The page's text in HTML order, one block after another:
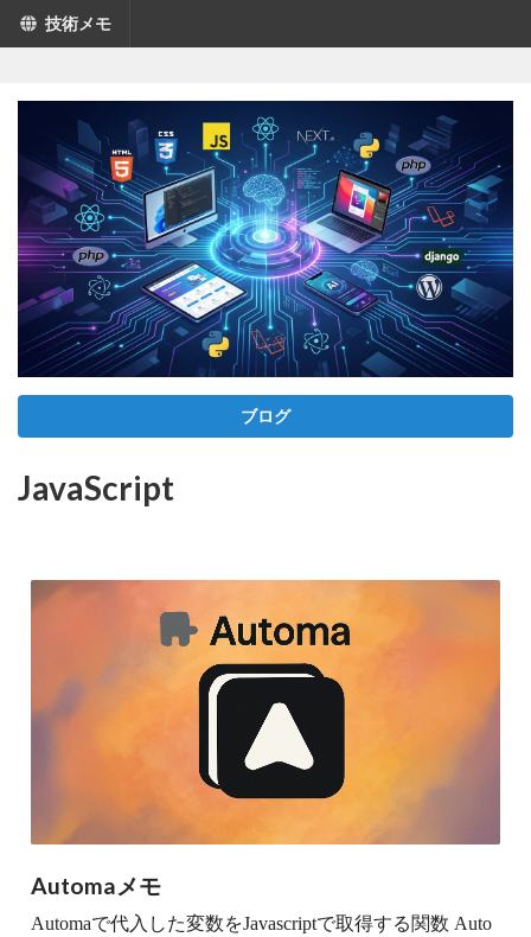
技術メモ
ブログ
JavaScript
Automaメモ
Automaで代入した変数をJavascriptで取得する関数 Auto